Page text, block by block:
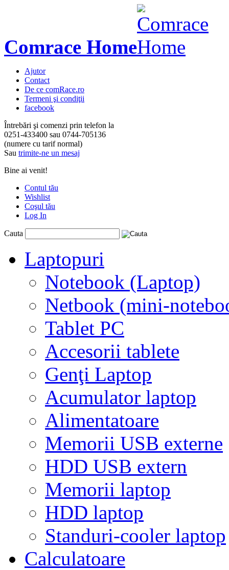
Comrace Home
Ajutor
Contact
De ce comRace.ro
Termeni şi condiţii
facebook
Întrebări şi comenzi prin telefon la
0251-433400 sau 0744-705136
(numere cu tarif normal)
Sau trimite-ne un mesaj
Bine ai venit!
Contul tău
Wishlist
Coşul tău
Log In
Cauta
Laptopuri
Notebook (Laptop)
Netbook (mini-
Tablet PC
Accesorii tablete
Genţi Laptop
Acumulator laptop
Alimentatoare
Memorii USB externe
HDD USB extern
Memorii laptop
HDD laptop
Standuri-cooler laptop
Calculatoare